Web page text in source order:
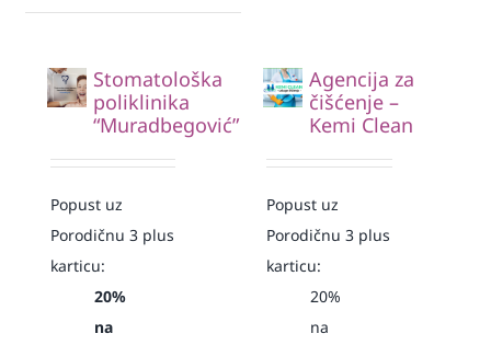
Stomatološka
poliklinika
“Muradbegović”
Popust uz
Porodičnu 3 plus
karticu:
20%
na
Agencija za
čišćenje –
Kemi Clean
Popust uz
Porodičnu 3 plus
karticu:
20%
na